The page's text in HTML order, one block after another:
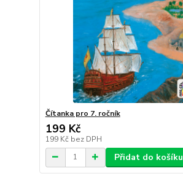
Čítanka pro 7. ročník
199 Kč
199 Kč bez DPH
Přidat do košíku